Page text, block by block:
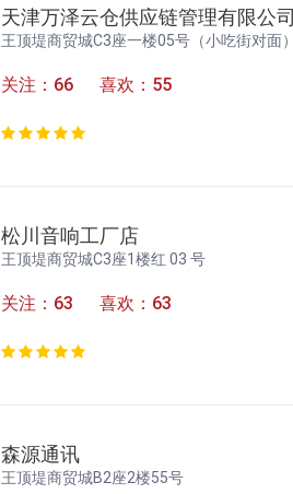
天津万泽云仓供应链管理有限公司
王顶堤商贸城C3座一楼05号（小吃街对面）
关注：66 喜欢：55
松川音响工厂店
王顶堤商贸城C3座1楼红 03 号
关注：63 喜欢：63
森源通讯
王顶堤商贸城B2座2楼55号